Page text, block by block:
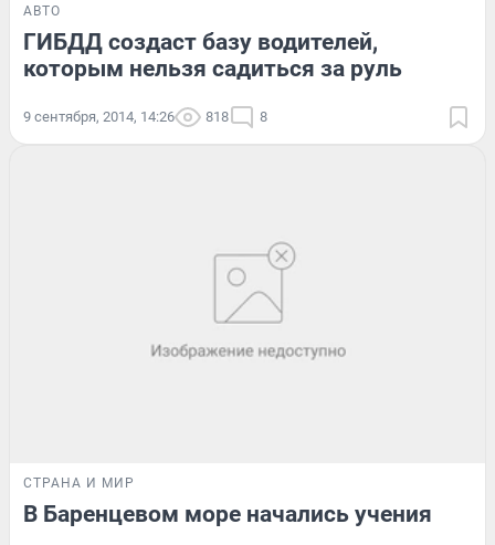
АВТО
ГИБДД создаст базу водителей,
которым нельзя садиться за руль
9 сентября, 2014, 14:26 818 8
СТРАНА И МИР
В Баренцевом море начались учения